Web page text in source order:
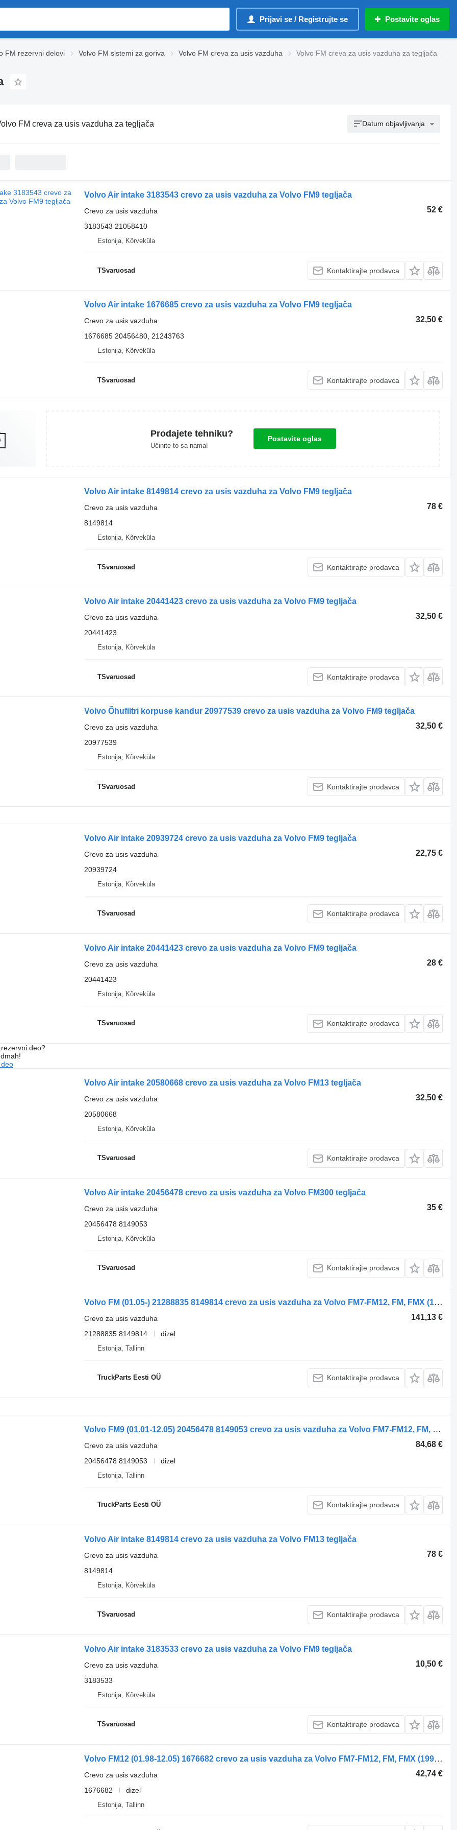
Prijavi se / Registrujte se Postavite oglas
FM rezervni delovi Volvo FM sistemi za goriva Volvo FM creva za usis vazduha Volvo FM creva za usis vazduha za tegljača
FM creva za usis vazduha za tegljača Datum objavljivanja
Volvo Air intake 3183543 crevo za usis vazduha za Volvo FM9 tegljača
52 €
Crevo za usis vazduha
3183543 21058410
Estonija, Kõrveküla
TSvaruosad Kontaktirajte prodavca
Volvo Air intake 1676685 crevo za usis vazduha za Volvo FM9 tegljača
32,50 €
Crevo za usis vazduha
1676685 20456480, 21243763
Estonija, Kõrveküla
TSvaruosad Kontaktirajte prodavca
Prodajete tehniku?
Učinite to sa nama!
Postavite oglas
Volvo Air intake 8149814 crevo za usis vazduha za Volvo FM9 tegljača
78 €
Crevo za usis vazduha
8149814
Estonija, Kõrveküla
TSvaruosad Kontaktirajte prodavca
Volvo Air intake 20441423 crevo za usis vazduha za Volvo FM9 tegljača
32,50 €
Crevo za usis vazduha
20441423
Estonija, Kõrveküla
TSvaruosad Kontaktirajte prodavca
Volvo Õhufiltri korpuse kandur 20977539 crevo za usis vazduha za Volvo FM9 tegljača
32,50 €
Crevo za usis vazduha
20977539
Estonija, Kõrveküla
TSvaruosad Kontaktirajte prodavca
Volvo Air intake 20939724 crevo za usis vazduha za Volvo FM9 tegljača
22,75 €
Crevo za usis vazduha
20939724
Estonija, Kõrveküla
TSvaruosad Kontaktirajte prodavca
Volvo Air intake 20441423 crevo za usis vazduha za Volvo FM9 tegljača
28 €
Crevo za usis vazduha
20441423
Estonija, Kõrveküla
TSvaruosad Kontaktirajte prodavca
dеo?
Volvo Air intake 20580668 crevo za usis vazduha za Volvo FM13 tegljača
32,50 €
Crevo za usis vazduha
20580668
Estonija, Kõrveküla
TSvaruosad Kontaktirajte prodavca
Volvo Air intake 20456478 crevo za usis vazduha za Volvo FM300 tegljača
35 €
Crevo za usis vazduha
20456478 8149053
Estonija, Kõrveküla
TSvaruosad Kontaktirajte prodavca
Volvo FM (01.05-) 21288835 8149814 crevo za usis vazduha za Volvo FM7-FM12, FM, FMX (1998-2014) tegljača
141,13 €
Crevo za usis vazduha
21288835 8149814
dizel
Estonija, Tallinn
TruckParts Eesti OÜ Kontaktirajte prodavca
Volvo FM9 (01.01-12.05) 20456478 8149053 crevo za usis vazduha za Volvo FM7-FM12, FM, FMX (1998-2014) tegljača
84,68 €
Crevo za usis vazduha
20456478 8149053
dizel
Estonija, Tallinn
TruckParts Eesti OÜ Kontaktirajte prodavca
Volvo Air intake 8149814 crevo za usis vazduha za Volvo FM13 tegljača
78 €
Crevo za usis vazduha
8149814
Estonija, Kõrveküla
TSvaruosad Kontaktirajte prodavca
Volvo Air intake 3183533 crevo za usis vazduha za Volvo FM9 tegljača
10,50 €
Crevo za usis vazduha
3183533
Estonija, Kõrveküla
TSvaruosad Kontaktirajte prodavca
Volvo FM12 (01.98-12.05) 1676682 crevo za usis vazduha za Volvo FM7-FM12, FM, FMX (1998-2014) tegljača
42,74 €
Crevo za usis vazduha
1676682
dizel
Estonija, Tallinn